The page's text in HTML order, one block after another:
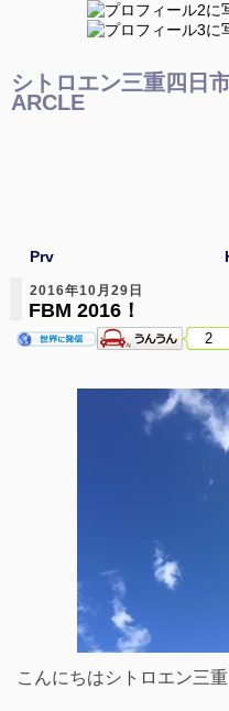
シトロエン三重四日
ARCLE
Prv
2016年10月29日
FBM 2016！
2
こんにちはシトロエン三